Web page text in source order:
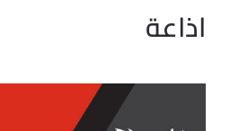
اذاعة